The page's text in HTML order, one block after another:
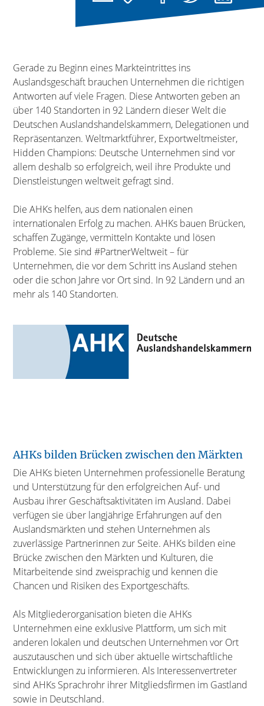
Gerade zu Beginn eines Markteintrittes ins
Auslandsgeschäft brauchen Unternehmen die richtigen
Antworten auf viele Fragen. Diese Antworten geben an
über 140 Standorten in 92 Ländern dieser Welt die
Deutschen Auslandshandelskammern, Delegationen und
Repräsentanzen. Weltmarktführer, Exportweltmeister,
Hidden Champions: Deutsche Unternehmen sind vor
allem deshalb so erfolgreich, weil ihre Produkte und
Dienstleistungen weltweit gefragt sind.
Die AHKs helfen, aus dem nationalen einen
internationalen Erfolg zu machen. AHKs bauen Brücken,
schaffen Zugänge, vermitteln Kontakte und lösen
Probleme. Sie sind #PartnerWeltweit – für
Unternehmen, die vor dem Schritt ins Ausland stehen
oder die schon Jahre vor Ort sind. In 92 Ländern und an
mehr als 140 Standorten.
AHKs bilden Brücken zwischen den Märkten
Die AHKs bieten Unternehmen professionelle Beratung
und Unterstützung für den erfolgreichen Auf- und
Ausbau ihrer Geschäftsaktivitäten im Ausland. Dabei
verfügen sie über langjährige Erfahrungen auf den
Auslandsmärkten und stehen Unternehmen als
zuverlässige Partnerinnen zur Seite. AHKs bilden eine
Brücke zwischen den Märkten und Kulturen, die
Mitarbeitende sind zweisprachig und kennen die
Chancen und Risiken des Exportgeschäfts.
Als Mitgliederorganisation bieten die AHKs
Unternehmen eine exklusive Plattform, um sich mit
anderen lokalen und deutschen Unternehmen vor Ort
auszutauschen und sich über aktuelle wirtschaftliche
Entwicklungen zu informieren. Als Interessenvertreter
sind AHKs Sprachrohr ihrer Mitgliedsfirmen im Gastland
sowie in Deutschland.